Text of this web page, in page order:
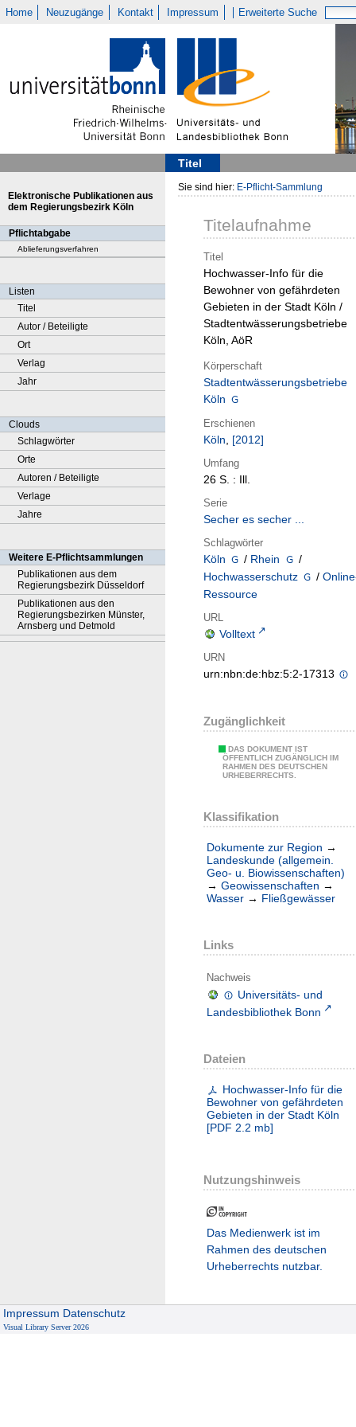
Home Neuzugänge Kontakt Impressum Erweiterte Suche
Titel
Elektronische Publikationen aus
dem Regierungsbezirk Köln
Pflichtabgabe
Ablieferungsverfahren
Listen
Titel
Autor / Beteiligte
Ort
Verlag
Jahr
Clouds
Schlagwörter
Orte
Autoren / Beteiligte
Verlage
Jahre
Weitere E-Pflichtsammlungen
Publikationen aus dem
Regierungsbezirk Düsseldorf
Publikationen aus den
Regierungsbezirken Münster,
Arnsberg und Detmold
Sie sind hier: E-Pflicht-Sammlung
Titelaufnahme
Titel
Hochwasser-Info für die
Bewohner von gefährdeten
Gebieten in der Stadt Köln /
Stadtentwässerungsbetriebe
Köln, AöR
Körperschaft
Stadtentwässerungsbetriebe
Köln
Erschienen
Köln, [2012]
Umfang
26 S. : Ill.
Serie
Secher es secher ...
Schlagwörter
Köln / Rhein
/
Hochwasserschutz
/
Ressource
URL
Volltext
URN
urn:nbn:de:hbz:5:2-17313
Zugänglichkeit
DAS DOKUMENT IST
ÖFFENTLICH ZUGÄNGLICH IM
RAHMEN DES DEUTSCHEN
URHEBERRECHTS.
Klassifikation
Dokumente zur Region →
Landeskunde (allgemein.
Geo- u. Biowissenschaften)
→ Geowissenschaften →
Wasser → Fließgewässer
Links
Nachweis
Universitäts- und
Landesbibliothek Bonn
Dateien
Hochwasser-Info für die
Bewohner von gefährdeten
Gebieten in der Stadt Köln
[PDF 2.2 mb]
Nutzungshinweis
Das Medienwerk ist im
Rahmen des deutschen
Urheberrechts nutzbar.
Impressum Datenschutz
Visual Library Server 2026